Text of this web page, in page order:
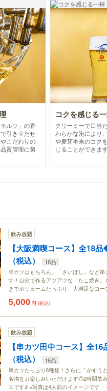
ルツ」の香
引き立たせ
こだわりの
質管理に努
コクを感じる
クリーミーで口当
わらかな泡により
や麦芽本来のコク
じることができます
飲み放題
【大阪満喫コース】全18
（税込）
18品
串カツはもちろん、「さいぼし」など
す！自分で作るアツアツな「たこ焼き
きでボリュームたっぷり、大満足なコ
5,000 円 (税込)
飲み放題
【串カツ田中コース】全
（税込）
16品
串カツたっぷり8種類！さらに「かすう
名物をお楽しみいただけます◎2時間飲
スです♪ ※写真は4人前のイメージです